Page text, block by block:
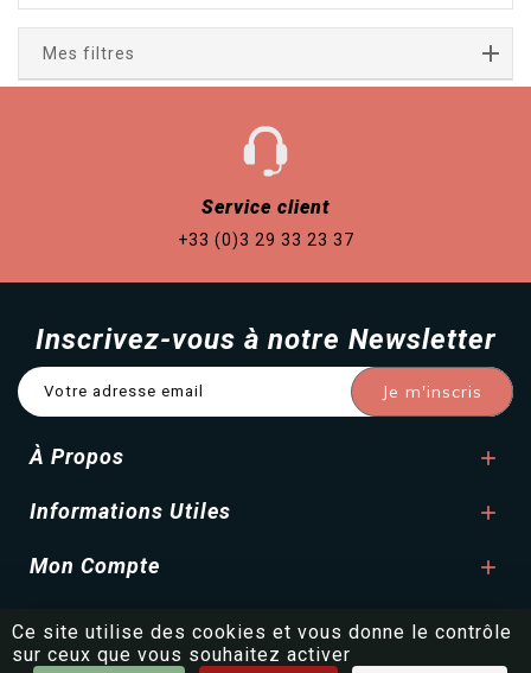
Ce site utilise des cookies et vous donne le contrôle
sur ceux que vous souhaitez activer
Mes filtres
Service client
+33 (0)3 29 33 23 37
Inscrivez-vous à notre Newsletter
À Propos 
Informations Utiles 
Mon Compte 
© France Maia|Made with ❤️ by BeWithYou ©